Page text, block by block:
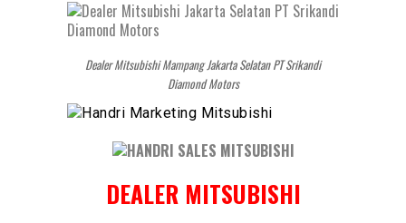
Dealer Mitsubishi Mampang Jakarta Selatan PT Srikandi
Diamond Motors
DEALER MITSUBISHI